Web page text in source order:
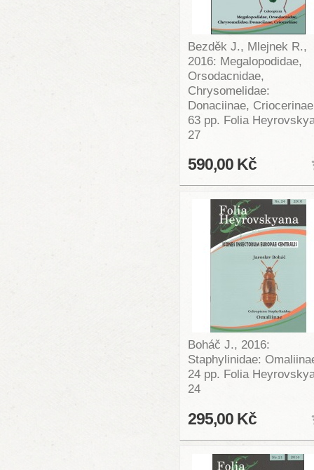
Bezděk J., Mlejnek R.,
2016: Megalopodidae,
Orsodacnidae,
Chrysomelidae:
Donaciinae,
63 pp. Folia
27
590,00 Kč
Boháč J., 2016:
Staphylinidae:
24 pp. Folia
24
295,00 Kč